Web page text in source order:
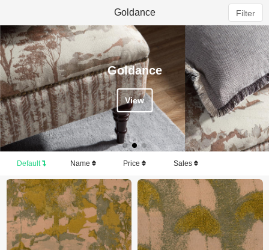
Filter
Goldance
Goldance
View
Default Name Price Sales